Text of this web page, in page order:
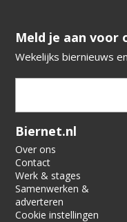
​​​​​​​Meld je aan voor
Wekelijks biernieuws
Verification code:
Biernet.nl
Over ons
Contact
Werk & stages
Samenwerken &
adverteren
Cookie instellingen